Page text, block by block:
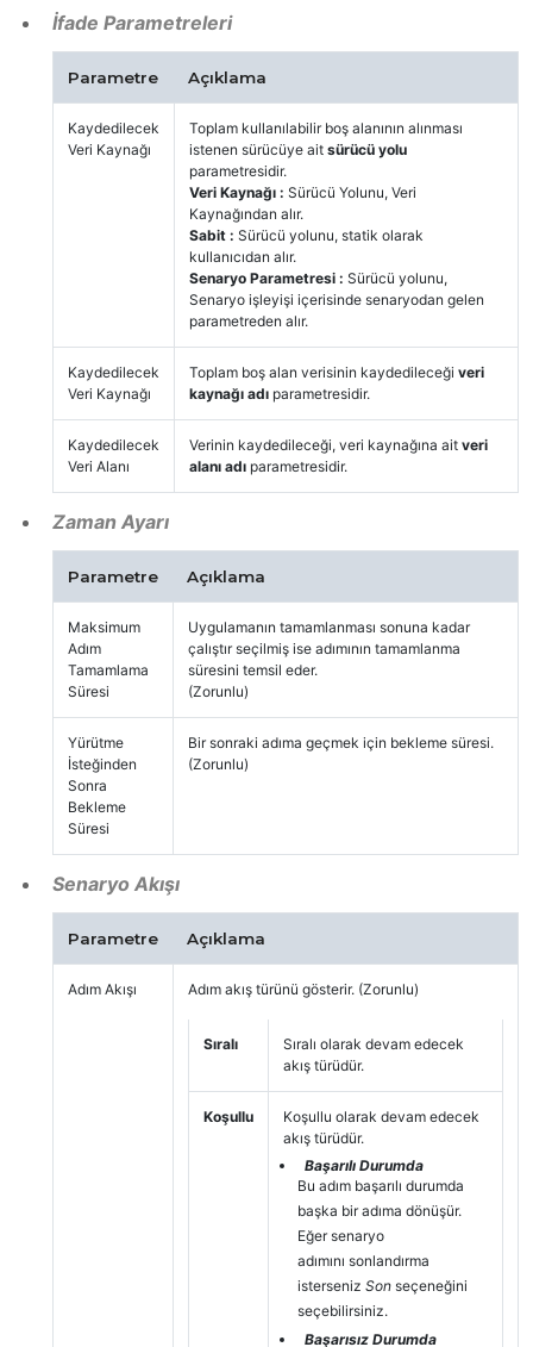
İfade Parametreleri
Parametre Açıklama
Kaydedilecek
Veri Kaynağı
Toplam kullanılabilir boş alanının alınması
istenen sürücüye ait sürücü yolu
parametresidir.
Veri Kaynağı : Sürücü Yolunu, Veri
Kaynağından alır.
Sabit : Sürücü yolunu, statik olarak
kullanıcıdan alır.
Senaryo Parametresi : Sürücü yolunu,
Senaryo işleyişi içerisinde senaryodan gelen
parametreden alır.
Kaydedilecek
Veri Kaynağı
Toplam boş alan verisinin kaydedileceği veri
kaynağı adı parametresidir.
Kaydedilecek
Veri Alanı
Verinin kaydedileceği, veri kaynağına ait veri
alanı adı parametresidir.
Zaman Ayarı
Parametre Açıklama
Maksimum
Adım
Tamamlama
Süresi
Uygulamanın tamamlanması sonuna kadar
çalıştır seçilmiş ise adımının tamamlanma
süresini temsil eder.
(Zorunlu)
Yürütme
İsteğinden
Sonra
Bekleme
Süresi
Bir sonraki adıma geçmek için bekleme süresi.
(Zorunlu)
Senaryo Akışı
Parametre Açıklama
Adım Akışı Adım akış türünü gösterir. (Zorunlu)
Sıralı
Sıralı olarak devam edecek
akış türüdür.
Koşullu
Koşullu olarak devam edecek
akış türüdür.
Başarılı Durumda
Bu adım başarılı durumda
başka bir adıma dönüşür.
Eğer senaryo
adımını sonlandırma
isterseniz Son seçeneğini
seçebilirsiniz.
Başarısız Durumda